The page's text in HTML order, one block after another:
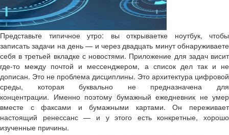
Представьте типичное утро: вы открываетке ноутбук, чтобы
записать задачи на день — и через двадцать минут обнаруживаете
себя в третьей вкладке с новостями. Приложение для задач висит
где-то между почтой и мессенджером, а список дел так и не
дописан. Это не проблема дисциплины. Это архитектура цифровой
среды, которая буквально не предназначена для
концентрации. Именно поэтому бумажный ежедневник не умер
вместе с факсами и бумажными картами. Он переживает
настоящий ренессанс — и у этого есть конкретные, хорошо
изученные причины.